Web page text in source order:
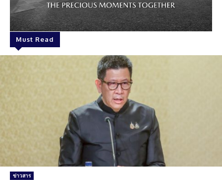
Must Read
ข่าวสาร